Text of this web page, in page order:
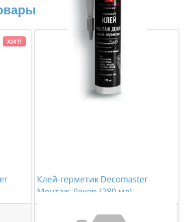
ХИТ!
Клей-герметик Decomaster
Монтаж-Декор (280 мл)
1150,00 ₽/шт